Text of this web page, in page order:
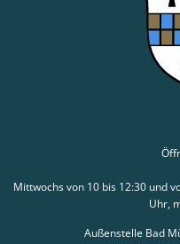
Mittwochs von 10 bis 12:30 und
Uhr,
Außenstelle Bad